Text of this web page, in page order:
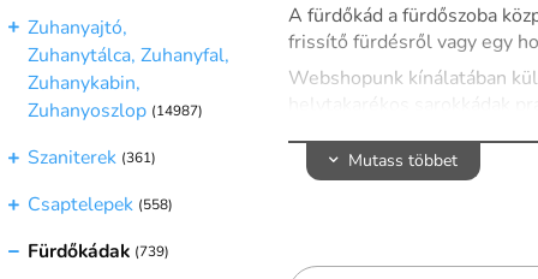
Zuhanyajtó,
Zuhanytálca, Zuhanyfal,
Zuhanykabin,
Zuhanyoszlop (14987)
Szaniterek (361)
Csaptelepek (558)
Fürdőkádak (739)
A fürdőkád a fürdőszoba
frissítő fürdésről vagy egy
Webshopunk kínálatában
helytakarékos sarokkádak
Kínálatunkban
Mutass többet